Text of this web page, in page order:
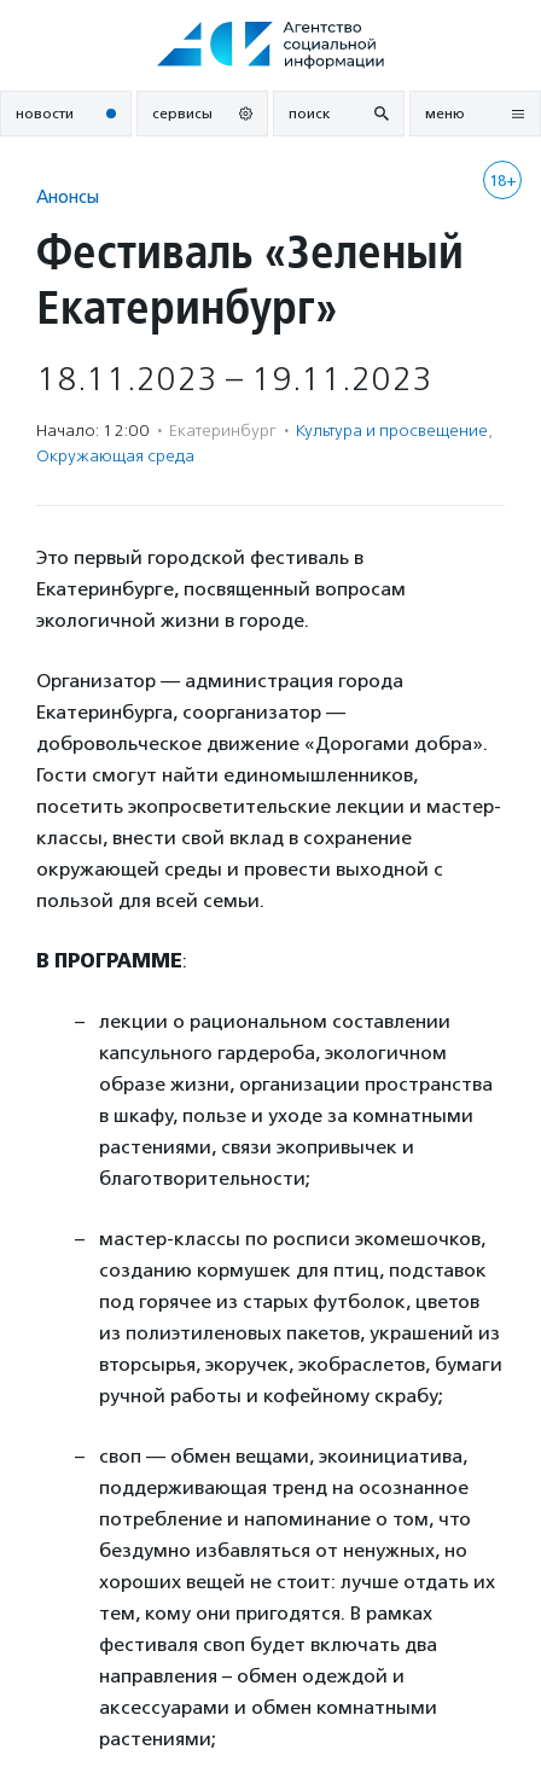
новости сервисы поиск меню
18+
Анонсы
Фестиваль «Зеленый
Екатеринбург»
18.11.2023 – 19.11.2023
Начало: 12:00 · Екатеринбург · Культура и просвещение,
Окружающая среда
Это первый городской фестиваль в
Екатеринбурге, посвященный вопросам
экологичной жизни в городе.
Организатор — администрация города
Екатеринбурга, соорганизатор —
добровольческое движение «Дорогами добра».
Гости смогут найти единомышленников,
посетить экопросветительские лекции и мастер-
классы, внести свой вклад в сохранение
окружающей среды и провести выходной с
пользой для всей семьи.
В ПРОГРАММЕ:
лекции о рациональном составлении
капсульного гардероба, экологичном
образе жизни, организации пространства
в шкафу, пользе и уходе за комнатными
растениями, связи экопривычек и
благотворительности;
мастер-классы по росписи экомешочков,
созданию кормушек для птиц, подставок
под горячее из старых футболок, цветов
из полиэтиленовых пакетов, украшений из
вторсырья, экоручек, экобраслетов, бумаги
ручной работы и кофейному скрабу;
своп — обмен вещами, экоинициатива,
поддерживающая тренд на осознанное
потребление и напоминание о том, что
бездумно избавляться от ненужных, но
хороших вещей не стоит: лучше отдать их
тем, кому они пригодятся. В рамках
фестиваля своп будет включать два
направления – обмен одеждой и
аксессуарами и обмен комнатными
растениями;